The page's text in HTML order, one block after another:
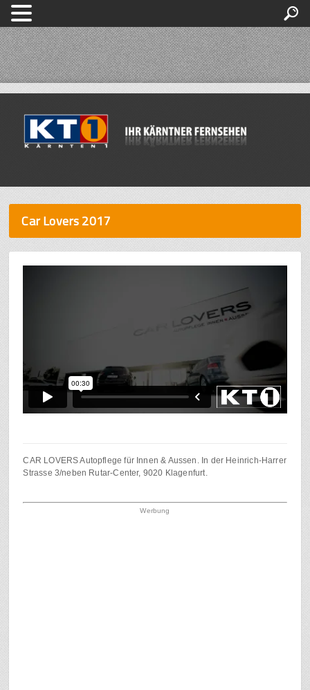
Car Lovers 2017
CAR LOVERS Autopflege für Innen & Aussen. In der Heinrich-Harrer
Strasse 3/neben Rutar-Center, 9020 Klagenfurt.
Werbung